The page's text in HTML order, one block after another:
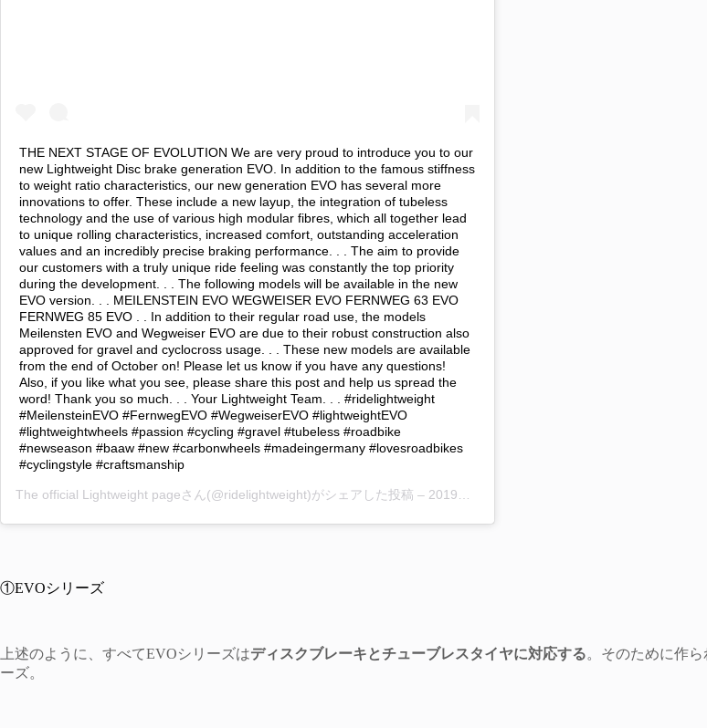
THE NEXT STAGE OF EVOLUTION We are very proud to introduce you to our
new Lightweight Disc brake generation EVO. In addition to the famous stiffness
to weight ratio characteristics, our new generation EVO has several more
innovations to offer. These include a new layup, the integration of tubeless
technology and the use of various high modular fibres, which all together lead
to unique rolling characteristics, increased comfort, outstanding acceleration
values and an incredibly precise braking performance. . . The aim to provide
our customers with a truly unique ride feeling was constantly the top priority
during the development. . . The following models will be available in the new
EVO version. . . MEILENSTEIN EVO WEGWEISER EVO FERNWEG 63 EVO
FERNWEG 85 EVO . . In addition to their regular road use, the models
Meilensten EVO and Wegweiser EVO are due to their robust construction also
approved for gravel and cyclocross usage. . . These new models are available
from the end of October on! Please let us know if you have any questions!
Also, if you like what you see, please share this post and help us spread the
word! Thank you so much. . . Your Lightweight Team. . . #ridelightweight
#MeilensteinEVO #FernwegEVO #WegweiserEVO #lightweightEVO
#lightweightwheels #passion #cycling #gravel #tubeless #roadbike
#newseason #baaw #new #carbonwheels #madeingermany #lovesroadbikes
#cyclingstyle #craftsmanship
The official Lightweight pageさん(@ridelightweight)がシェアした投稿 – 2019年10月月19日午前4時57分PDT
①EVOシリーズ
上述のように、すべてEVOシリーズはディスクブレーキとチューブレスタイヤに対応する。そのために作ら
ーズ。